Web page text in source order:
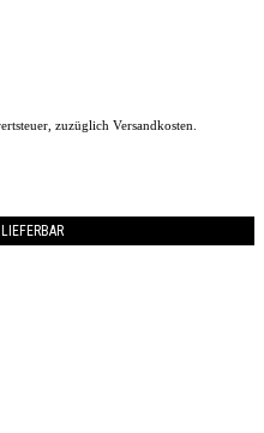
zuzüglich Versandkosten.